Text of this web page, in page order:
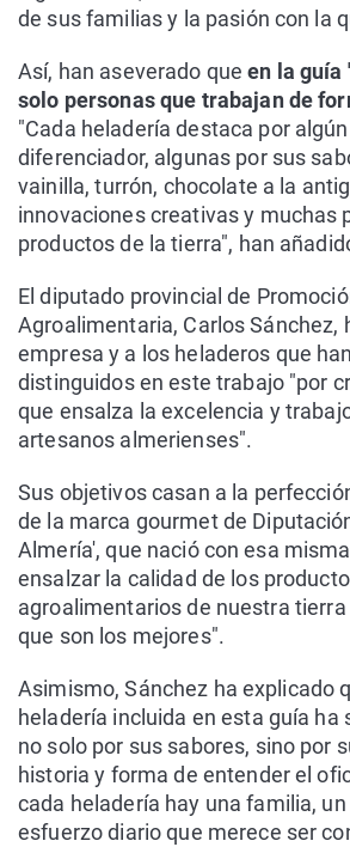
de sus familias y la pasión con la
Así, han aseverado queen la guía
solo personas que trabajan de
"Cada heladería destaca por
diferenciador, algunas por sus
vainilla, turrón, chocolate a la
innovaciones creativas y muchas
productos de la tierra", han
El diputado provincial de
Agroalimentaria, Carlos Sánchez,
empresa y a los heladeros que
distinguidos en este trabajo "por
que ensalza la excelencia y
artesanos almerienses".
Sus objetivos casan a la
de la marca gourmet de
Almería', que nació con esa
ensalzar la calidad de los
agroalimentarios de nuestra
que son los mejores".
Asimismo, Sánchez ha explicado
heladería incluida en esta guía ha
no solo por sus sabores, sino por
historia y forma de entender el
cada heladería hay una familia, un
esfuerzo diario que merece ser